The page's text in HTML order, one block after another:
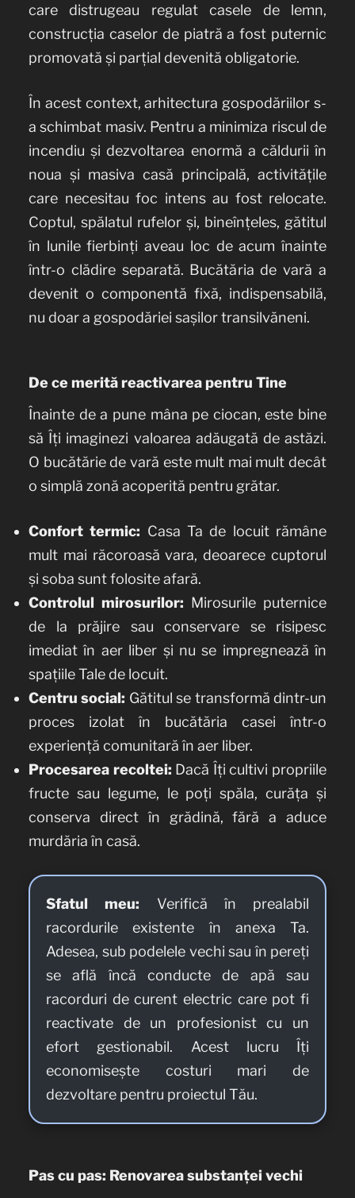
care distrugeau regulat casele de lemn,
construcția caselor de piatră a fost puternic
promovată și parțial devenită obligatorie.
În acest context, arhitectura gospodăriilor s-
a schimbat masiv. Pentru a minimiza riscul de
incendiu și dezvoltarea enormă a căldurii în
noua și masiva casă principală, activitățile
care necesitau foc intens au fost relocate.
Coptul, spălatul rufelor și, bineînțeles, gătitul
în lunile fierbinți aveau loc de acum înainte
într-o clădire separată. Bucătăria de vară a
devenit o componentă fixă, indispensabilă,
nu doar a gospodăriei sașilor transilvăneni.
De ce merită reactivarea pentru Tine
Înainte de a pune mâna pe ciocan, este bine
să Îți imaginezi valoarea adăugată de astăzi.
O bucătărie de vară este mult mai mult decât
o simplă zonă acoperită pentru grătar.
Confort termic: Casa Ta de locuit rămâne
mult mai răcoroasă vara, deoarece cuptorul
și soba sunt folosite afară.
Controlul mirosurilor: Mirosurile puternice
de la prăjire sau conservare se risipesc
imediat în aer liber și nu se impregnează în
spațiile Tale de locuit.
Centru social: Gătitul se transformă dintr-un
proces izolat în bucătăria casei într-o
experiență comunitară în aer liber.
Procesarea recoltei: Dacă Îți cultivi propriile
fructe sau legume, le poți spăla, curăța și
conserva direct în grădină, fără a aduce
murdăria în casă.
Sfatul meu: Verifică în prealabil
racordurile existente în anexa Ta.
Adesea, sub podelele vechi sau în pereți
se află încă conducte de apă sau
racorduri de curent electric care pot fi
reactivate de un profesionist cu un
efort gestionabil. Acest lucru Îți
economisește costuri mari de
dezvoltare pentru proiectul Tău.
Pas cu pas: Renovarea substanței vechi